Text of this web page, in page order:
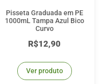
Pisseta Graduada em PE
1000mL Tampa Azul Bico
Curvo
R$12,90
Ver produto